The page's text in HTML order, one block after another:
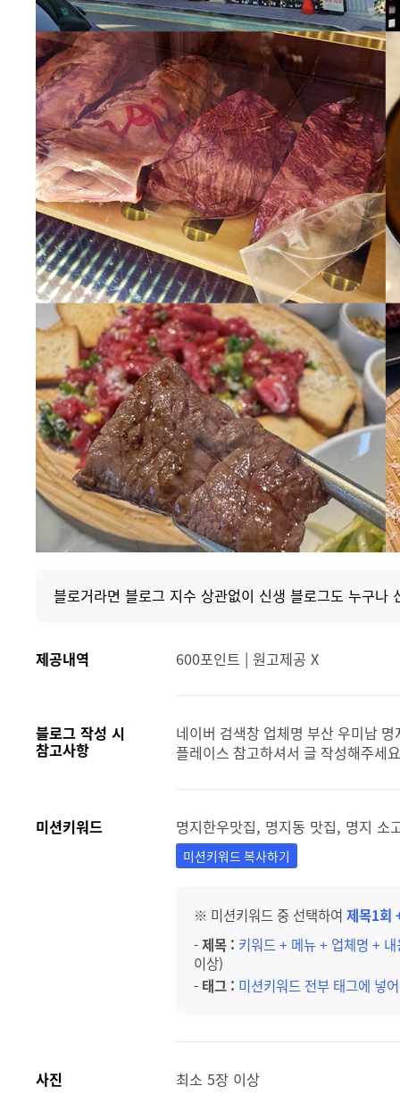
블로거라면 블로그 지수 상관없이 신생 블로그도 누구나
제공내역 600포인트 | 원고제공 X
블로그 작성 시
참고사항
네이버 검색창 업체명 부산 우미남
플레이스 참고하셔서 글 작성해주세
미션키워드 명지한우맛집, 명지동 맛집, 명지 소
미션키워드 복사하기
※ 미션키워드 중 선택하여 제목1회
-제목 : 키워드 + 메뉴 + 업체명 +
이상)
- 태그 : 미션키워드 전부 태그에 넣
사진 최소 5장 이상